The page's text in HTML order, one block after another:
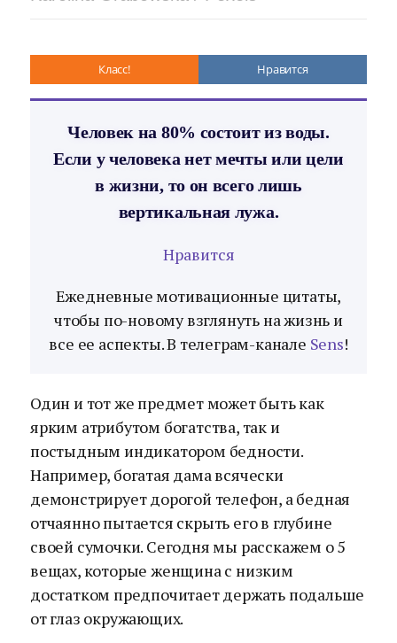
Класс! Нравится
Человек на 80% состоит из воды.
Если у человека нет мечты или цели
в жизни, то он всего лишь
вертикальная лужа.
Нравится
Ежедневные мотивационные цитаты,
чтобы по-новому взглянуть на жизнь и
все ее аспекты. В телеграм-канале Sens!
Один и тот же предмет может быть как
ярким атрибутом богатства, так и
постыдным индикатором бедности.
Например, богатая дама всячески
демонстрирует дорогой телефон, а бедная
отчаянно пытается скрыть его в глубине
своей сумочки. Сегодня мы расскажем о 5
вещах, которые женщина с низким
достатком предпочитает держать подальше
от глаз окружающих.